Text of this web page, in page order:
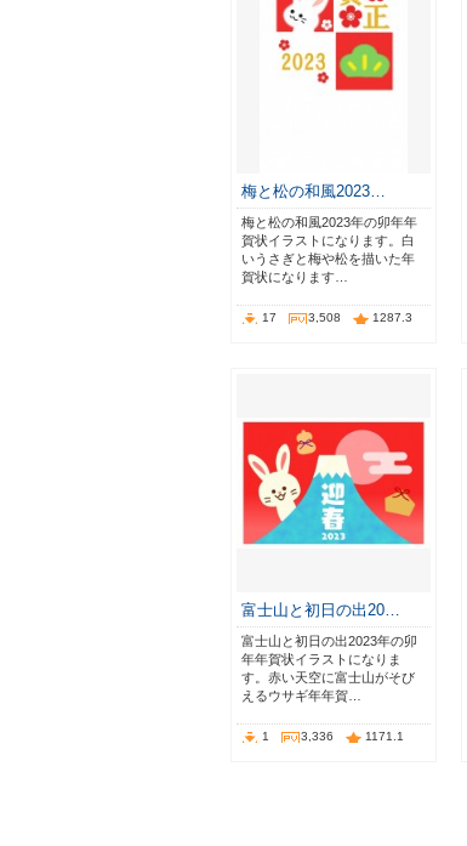
梅と松の和風2023…
梅と松の和風2023年の卯年年
賀状イラストになります。白
いうさぎと梅や松を描いた年
賀状になります…
17 3,508 1287.3
富士山と初日の出20…
富士山と初日の出2023年の卯
年年賀状イラストになりま
す。赤い天空に富士山がそび
えるウサギ年年賀…
1 3,336 1171.1